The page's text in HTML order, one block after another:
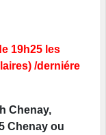
19h25 les
/derniére
Chenay,
Chenay ou